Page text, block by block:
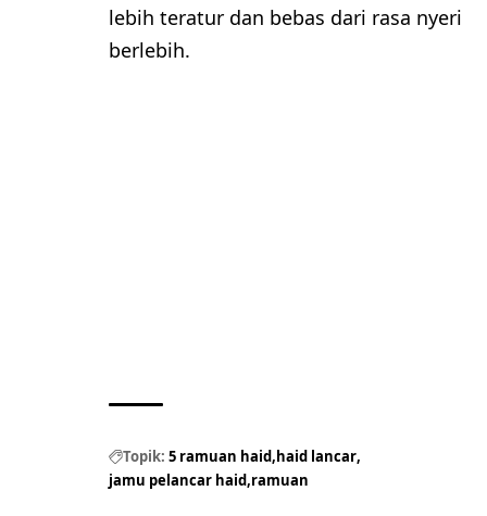
lebih teratur dan bebas dari rasa nyeri
berlebih.
Topik: 5 ramuan haid haid lancar
jamu pelancar haid ramuan